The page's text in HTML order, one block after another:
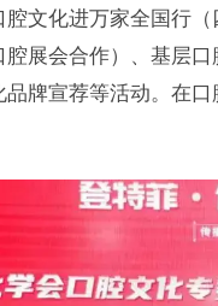
腔文化进万家全国行
腔展会合作）、基层
品牌宣荐等活动。在